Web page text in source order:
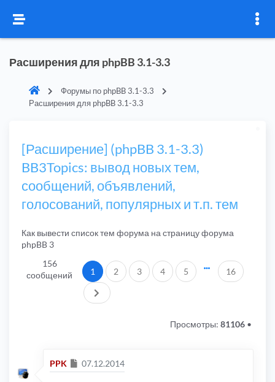
Расширения для phpBB 3.1-3.3
Форумы по phpBB 3.1-3.3
Расширения для phpBB 3.1-3.3
[Расширение] (phpBB 3.1-3.3)
BB3Topics: вывод новых тем,
сообщений, объявлений,
голосований, популярных и т.п. тем
Как вывести список тем форума на страницу форума
phpBB 3
156
сообщений
1 2 3 4 5
16
След.
Просмотры: 81106 •
PPK Сообщение
07.12.2014